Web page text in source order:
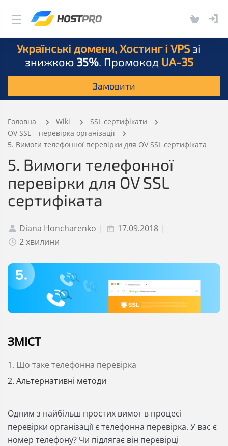
Українські домени, Хостинг і VPS зі
знижкою 35%. Промокод UA-35
Замовити
Головна Wiki
SSL сертифікати
OV SSL – перевірка організації
5. Вимоги телефонної перевірки для OV SSL сертифіката
5. Вимоги телефонної
перевірки для OV SSL
сертифіката
Diana Honcharenko | 17.09.2018 |
2 хвилини
ЗМІСТ
1. Що таке телефонна перевірка
2. Альтернативні методи
Одним з найбільш простих вимог в процесі
перевірки організації є телефонна перевірка. У вас є
номер телефону? Чи підлягає він перевірці